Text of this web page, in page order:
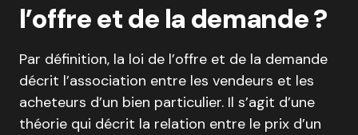
l’offre et de la demande ?
Par définition, la loi de l’offre et de la demande
décrit l’association entre les vendeurs et les
acheteurs d’un bien particulier. Il s’agit d’une
théorie qui décrit la relation entre le prix d’un